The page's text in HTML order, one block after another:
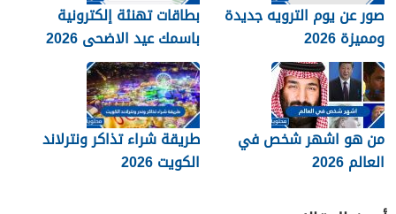
صور عن يوم الترويه جديدة
ومميزة 2026
بطاقات تهنئة إلكترونية
باسمك عيد الاضحى 2026
جاهزة للطباعة
من هو اشهر شخص في
العالم 2026
طريقة شراء تذاكر ونترلاند
الكويت 2026